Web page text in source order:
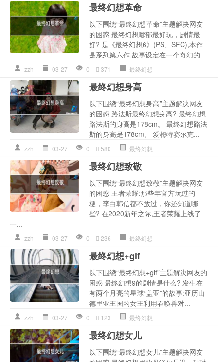
最终幻想革命
以下围绕“最终幻想革命”主题解决网友
的困惑 最终幻想哪部最好玩，剧情最
好? 是《最终幻想6》(PS、SFC),本作
是系列第六作,故事设定在一个奇幻的...
zzh 03-27 0 371 最终幻想
最终幻想身高
以下围绕“最终幻想身高”主题解决网友
的困惑 路法斯最终幻想身高? 最终幻想
路法斯的身高是178cm。 最终幻想路法
斯的身高是178cm。 爱梅特赛尔克...
zzh 03-27 0 580 最终幻想
最终幻想致敬
以下围绕“最终幻想致敬”主题解决网友
的困惑 王者荣耀:那些年官方玩过的
梗，李白韩信都不放过，你还知道哪
些? 在2020新年之际,王者荣耀上线了
一...
zzh 03-27 0 236 最终幻想
最终幻想+gif
以下围绕“最终幻想+gif”主题解决网友的
困惑 最终幻想9的剧情是什么? 发生在
有两个月亮的星球“盖亚”的故事:亚历山
德里亚王国的女王利用召唤兽对...
zzh 03-27 0 123 最终幻想
最终幻想女儿
以下围绕“最终幻想女儿”主题解决网友